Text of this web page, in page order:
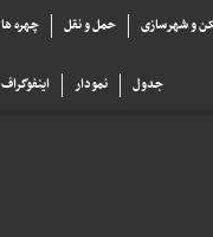
چهره ها حمل و نقل و شهرسازی
اینفوگراف نمودار جدول